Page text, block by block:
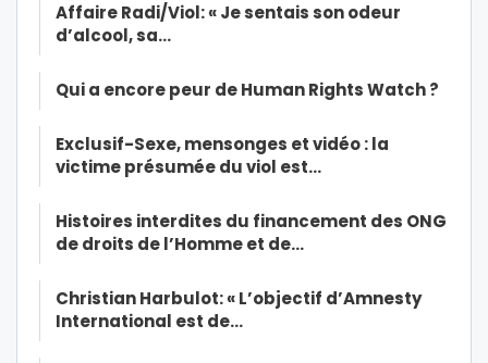
Affaire Radi/Viol: « Je sentais son odeur
d’alcool, sa…
Qui a encore peur de Human Rights Watch ?
Exclusif-Sexe, mensonges et vidéo : la
victime présumée du viol est…
Histoires interdites du financement des ONG
de droits de l’Homme et de…
Christian Harbulot: « L’objectif d’Amnesty
International est de…